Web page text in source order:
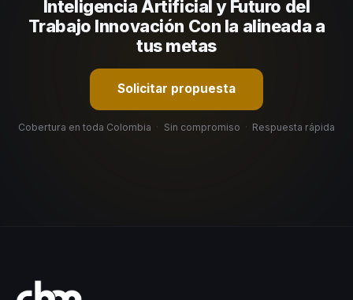
Inteligencia Artificial y Futuro del
Trabajo Innovación Con Ia alineada a
tus metas
Solicitar propuesta
Cobertura en toda Colombia · Sin compromiso · Respuesta rápida